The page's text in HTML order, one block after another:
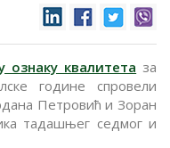
ознаку квалитета за
године спровели
Петровић и Зоран
тадашњег седмог и